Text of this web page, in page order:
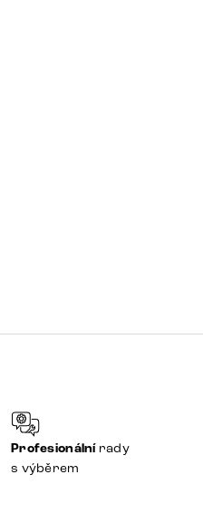
Profesionálnírady
s výběrem